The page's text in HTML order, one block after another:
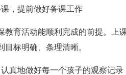
，提前做好备课工作
教育活动能顺利完成的前提。上
目标明确、条理清晰。
真地做好每一个孩子的观察记录